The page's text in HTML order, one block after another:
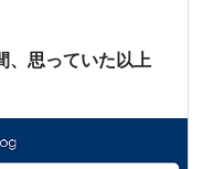
ル心理学を活用した
依存症とは？小中高
ゲーム依存症…
、思っていた以上